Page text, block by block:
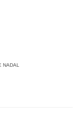
NADAL